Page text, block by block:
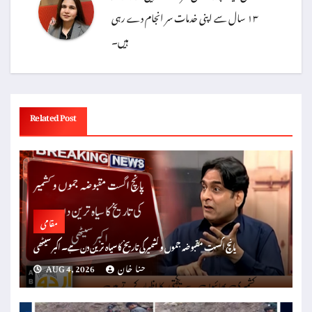
۱۳ سال سے اپنی خدمات سر انجام دے رہی
ہیں۔
Related Post
مقامی
پانچ اگست مقبوضہ جموں و کشمیر کی تاریخ کا سیاہ ترین دن ہے۔ اکبر سیٹھی
AUG 4, 2026
حنا خان